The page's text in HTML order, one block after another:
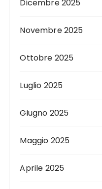
Dicembre 2025
Novembre 2025
Ottobre 2025
Luglio 2025
Giugno 2025
Maggio 2025
Aprile 2025